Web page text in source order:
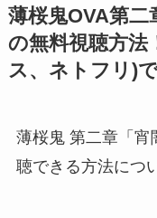
薄桜鬼OVA第二
の無料視聴方
ス、ネトフリ)
薄桜鬼 第二章「宵
聴できる方法につ